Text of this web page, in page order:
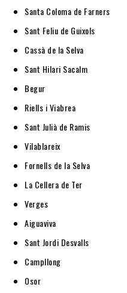
Santa Coloma de Farners
Sant Feliu de Guixols
Cassà de la Selva
Sant Hilari Sacalm
Begur
Riells i Viabrea
Sant Julià de Ramis
Vilablareix
Fornells de la Selva
La Cellera de Ter
Verges
Aiguaviva
Sant Jordi Desvalls
Campllong
Osor